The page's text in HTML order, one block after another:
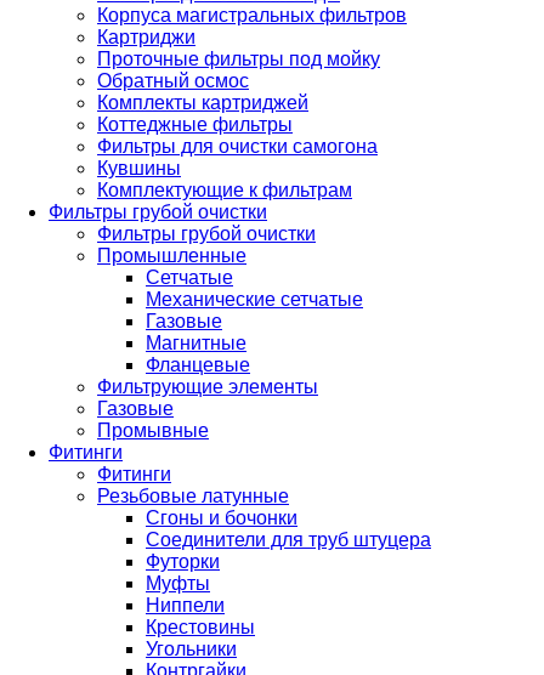
Корпуса магистральных фильтров
Картриджи
Проточные фильтры под мойку
Обратный осмос
Комплекты картриджей
Коттеджные фильтры
Фильтры для очистки самогона
Кувшины
Комплектующие к фильтрам
Фильтры грубой очистки
Фильтры грубой очистки
Промышленные
Сетчатые
Механические сетчатые
Газовые
Магнитные
Фланцевые
Фильтрующие элементы
Газовые
Промывные
Фитинги
Фитинги
Резьбовые латунные
Сгоны и бочонки
Соединители для труб штуцера
Футорки
Муфты
Ниппели
Крестовины
Угольники